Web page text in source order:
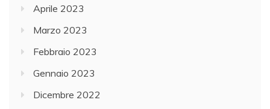
Aprile 2023
Marzo 2023
Febbraio 2023
Gennaio 2023
Dicembre 2022